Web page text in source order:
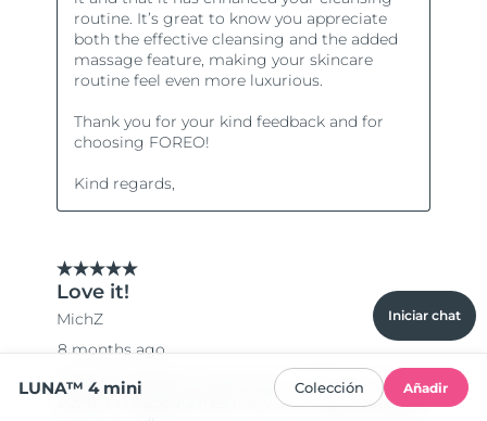
Iniciar chat
LUNA™ 4 mini Colección Añadir